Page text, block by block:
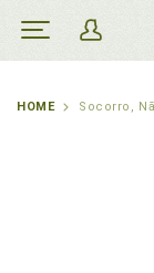
HOME Socorro,